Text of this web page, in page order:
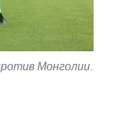
Монголии.